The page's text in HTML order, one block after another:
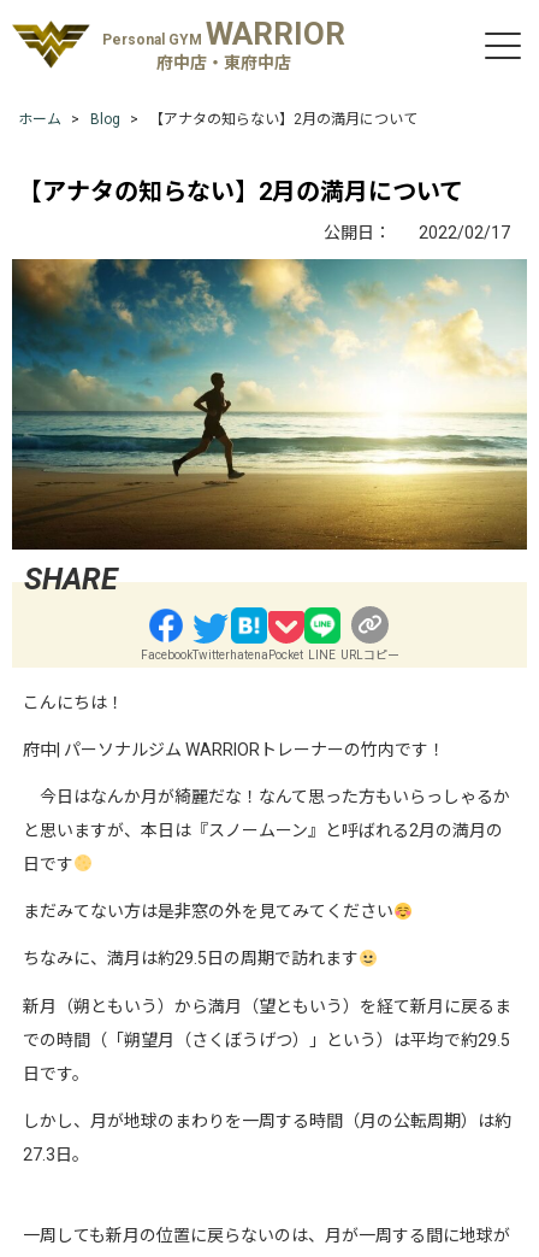
Personal GYM WARRIOR
府中店・東府中店
ホーム Blog 【アナタの知らない】2月の満月について
【アナタの知らない】2月の満月について
公開日： 2022/02/17
FacebookTwitterhatena Pocket LINE URLコピー
こんにちは！
府中| パーソナルジム WARRIOR トレーナーの竹内です！
今日はなんか月が綺麗だな！なんて思った方もいらっしゃるか
と思いますが、本日は『スノームーン』と呼ばれる2月の満月の
日です
まだみてない方は是非窓の外を見てみてください
ちなみに、満月は約29.5 日の周期で訪れます
新月（朔ともいう）から満月（望ともいう）を経て新月に戻るま
での時間（「朔望月（さくぼうげつ）」という）は平均で約29.5
日です。
しかし、月が地球のまわりを一周する時間（月の公転周期）は約
27.3 日。
一周しても新月の位置に戻らないのは、月が一周する間に地球が